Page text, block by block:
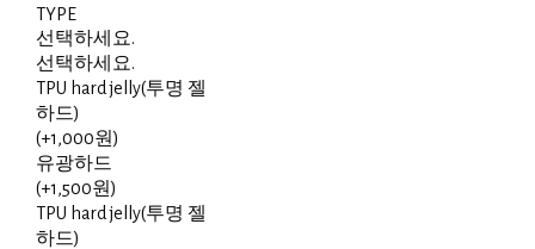
TYPE
선택하세요.
선택하세요.
TPU hard jelly(투명 젤
하드)
(+1,000원)
유광하드
(+1,500원)
TPU hard jelly(투명 젤
하드)